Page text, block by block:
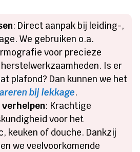
: Direct aanpak bij leiding-,
We gebruiken o.a.
voor precieze
Is er
plafond? Dan kunnen we het
bij lekkage.
: Krachtige
voor het
keuken of douche. Dankzij
we veelvoorkomende